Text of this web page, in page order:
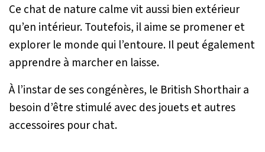
Ce chat de nature calme vit aussi bien extérieur
qu’en intérieur. Toutefois, il aime se promener et
explorer le monde qui l’entoure. Il peut également
apprendre à marcher en laisse.
À l’instar de ses congénères, le British Shorthair a
besoin d’être stimulé avec des jouets et autres
accessoires pour chat.